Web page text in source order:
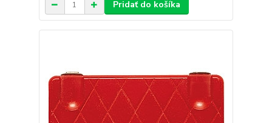
Pridať do košíka